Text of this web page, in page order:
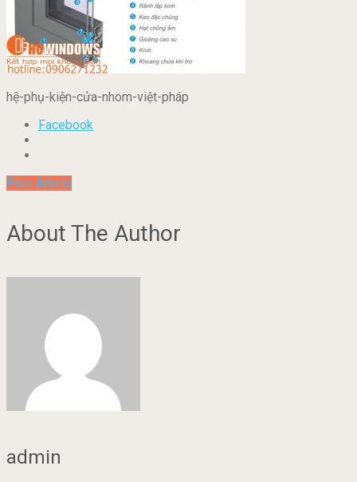
hệ-phụ-kiện-cửa-nhom-việt-pháp
Facebook
Prev Article
About The Author
admin